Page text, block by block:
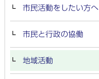
市民活動をしたい方へ
市民と行政の協働
地域活動